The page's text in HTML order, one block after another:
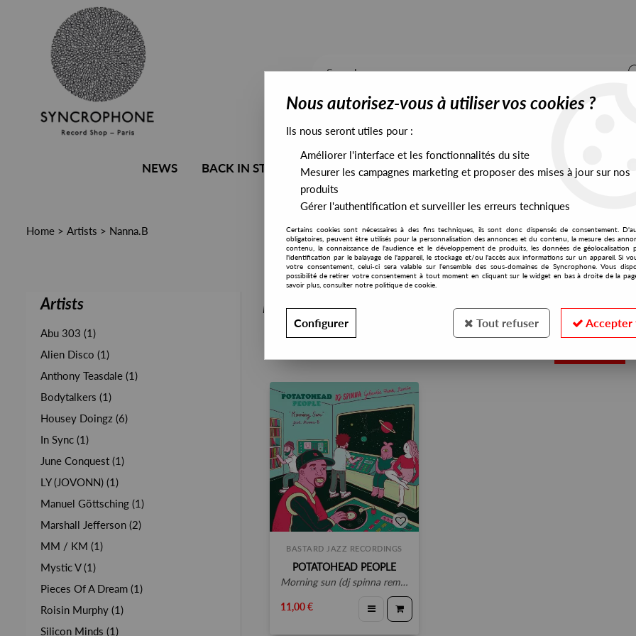
NEWS BACK IN STOCK ALL STOCK EXCLUSIVES PRESALES EXCLUSIVES
Home > Artists > Nanna.B
Artists
Abu 303 (1)
Alien Disco (1)
Anthony Teasdale (1)
Bodytalkers (1)
Housey Doingz (6)
In Sync (1)
June Conquest (1)
LY (JOVONN) (1)
Manuel Göttsching (1)
Marshall Jefferson (2)
MM / KM (1)
Mystic V (1)
Pieces Of A Dream (1)
Roisin Murphy (1)
Silicon Minds (1)
PRESALES EXCLUSIVES
BASTARD JAZZ RECORDINGS
POTATOHEAD PEOPLE
morning sun (dj spinna remixes) feat. nanna.b
11,00 €
Nous autorisez-vous à utiliser vos cookies ?
Ils nous seront utiles pour :
Améliorer l'interface et les fonctionnalités du site
Mesurer les campagnes marketing et proposer des mises à jour sur nos
produits
Gérer l'authentification et surveiller les erreurs techniques
Certains cookies sont nécessaires à des fins techniques, ils sont donc dispensés de consentement.
obligatoires, peuvent être utilisés pour la personnalisation des annonces et du contenu, la mesure des
contenu, la connaissance de l'audience et le développement de produits, les données de géolocalisation
l'identification par le balayage de l'appareil, le stockage et/ou l'accès aux informations sur un appareil. Si
votre consentement, celui-ci sera valable sur l’ensemble des sous-domaines de Syncrophone. Vous
possibilité de retirer votre consentement à tout moment en cliquant sur le widget en bas à droite de la
savoir plus, consulter notre politique de cookie.
Configurer Tout refuser Accepter